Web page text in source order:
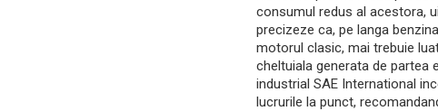
consumul redus al acestora,
precizeze ca, pe langa
motorul clasic, mai trebuie
cheltuiala generata de partea
industrial SAE International
lucrurile la punct,